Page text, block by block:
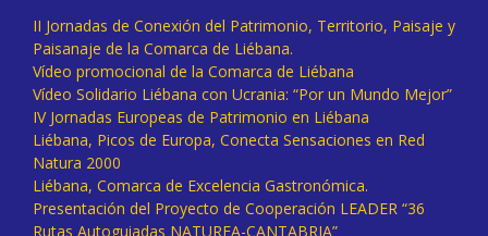
II Jornadas de Conexión del Patrimonio, Territorio, Paisaje y
Paisanaje de la Comarca de Liébana.
Vídeo promocional de la Comarca de Liébana
Vídeo Solidario Liébana con Ucrania: “Por un Mundo Mejor”
IV Jornadas Europeas de Patrimonio en Liébana
Liébana, Picos de Europa, Conecta Sensaciones en Red
Natura 2000
Liébana, Comarca de Excelencia Gastronómica.
Presentación del Proyecto de Cooperación LEADER “36
Rutas Autoguiadas NATUREA-CANTABRIA”